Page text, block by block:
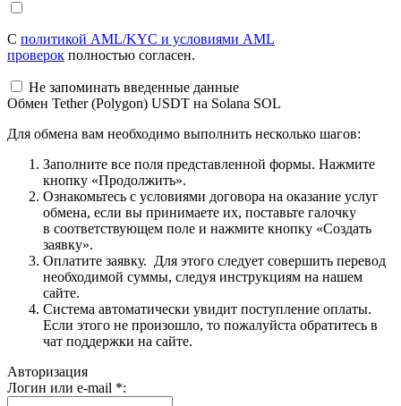
С политикой AML/KYC и условиями AML
проверок полностью согласен.
Не запоминать введенные данные
Обмен Tether (Polygon) USDT на Solana SOL
Для обмена вам необходимо выполнить несколько шагов:
Заполните все поля представленной формы. Нажмите
кнопку «Продолжить».
Ознакомьтесь с условиями договора на оказание услуг
обмена, если вы принимаете их, поставьте галочку
в соответствующем поле и нажмите кнопку «Создать
заявку».
Оплатите заявку. Для этого следует совершить перевод
необходимой суммы, следуя инструкциям на нашем
сайте.
Система автоматически увидит поступление оплаты.
Если этого не произошло, то пожалуйста обратитесь в
чат поддержки на сайте.
Авторизация
Логин или e-mail *: